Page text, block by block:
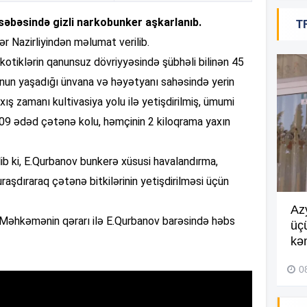
gizli narkobunker aşkarlanıb.
Nazirliyindən məlumat verilib.
qanunsuz dövriyyəsində şübhəli bilinən 45
yaşadığı ünvana və həyətyanı sahəsində yerin
zamanı kultivasiya yolu ilə yetişdirilmiş, ümumi
ədəd çətənə kolu, həmçinin 2 kiloqrama yaxın
ki, E.Qurbanov bunkerə xüsusi havalandırma,
çətənə bitkilərinin yetişdirilməsi üçün
qərarı ilə E.Qurbanov barəsində həbs
acınacaqlı durumda –VİDEO